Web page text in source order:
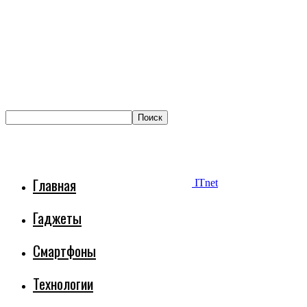
ITnet
Главная
Гаджеты
Смартфоны
Технологии